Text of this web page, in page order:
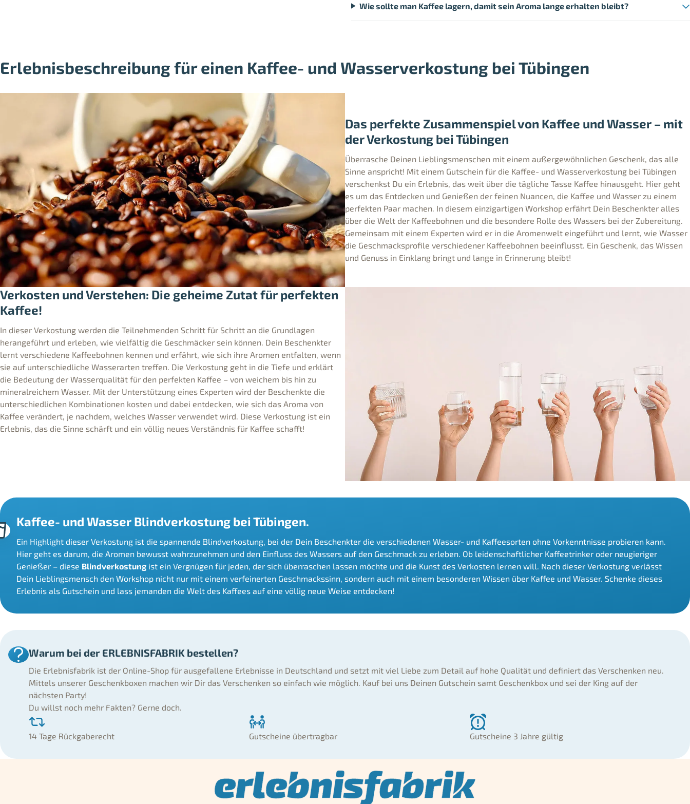
Wie sollte man Kaffee lagern, damit sein Aroma lange erhalten bleibt?
Erlebnisbeschreibung für einen Kaffee- und Wasserverkostung bei Tübingen
Das perfekte Zusammenspiel von Kaffee und Wasser – mit
der Verkostung bei Tübingen
Überrasche Deinen Lieblingsmenschen mit einem außergewöhnlichen Geschenk, das alle
Sinne anspricht! Mit einem Gutschein für die Kaffee- und Wasserverkostung bei Tübingen
verschenkst Du ein Erlebnis, das weit über die tägliche Tasse Kaffee hinausgeht. Hier geht
es um das Entdecken und Genießen der feinen Nuancen, die Kaffee und Wasser zu einem
perfekten Paar machen. In diesem einzigartigen Workshop erfährt Dein Beschenkter alles
über die Welt der Kaffeebohnen und die besondere Rolle des Wassers bei der Zubereitung.
Gemeinsam mit einem Experten wird er in die Aromenwelt eingeführt und lernt, wie Wasser
die Geschmacksprofile verschiedener Kaffeebohnen beeinflusst. Ein Geschenk, das Wissen
und Genuss in Einklang bringt und lange in Erinnerung bleibt!
Verkosten und Verstehen: Die geheime Zutat für perfekten
Kaffee!
In dieser Verkostung werden die Teilnehmenden Schritt für Schritt an die Grundlagen
herangeführt und erleben, wie vielfältig die Geschmäcker sein können. Dein Beschenkter
lernt verschiedene Kaffeebohnen kennen und erfährt, wie sich ihre Aromen entfalten, wenn
sie auf unterschiedliche Wasserarten treffen. Die Verkostung geht in die Tiefe und erklärt
die Bedeutung der Wasserqualität für den perfekten Kaffee – von weichem bis hin zu
mineralreichem Wasser. Mit der Unterstützung eines Experten wird der Beschenkte die
unterschiedlichen Kombinationen kosten und dabei entdecken, wie sich das Aroma von
Kaffee verändert, je nachdem, welches Wasser verwendet wird. Diese Verkostung ist ein
Erlebnis, das die Sinne schärft und ein völlig neues Verständnis für Kaffee schafft!
Kaffee- und Wasser Blindverkostung bei Tübingen.
Ein Highlight dieser Verkostung ist die spannende Blindverkostung, bei der Dein Beschenkter die verschiedenen Wasser- und Kaffeesorten ohne Vorkenntnisse probieren kann.
Hier geht es darum, die Aromen bewusst wahrzunehmen und den Einfluss des Wassers auf den Geschmack zu erleben. Ob leidenschaftlicher Kaffeetrinker oder neugieriger
Genießer – diese Blindverkostung ist ein Vergnügen für jeden, der sich überraschen lassen möchte und die Kunst des Verkosten lernen will. Nach dieser Verkostung verlässt
Dein Lieblingsmensch den Workshop nicht nur mit einem verfeinerten Geschmackssinn, sondern auch mit einem besonderen Wissen über Kaffee und Wasser. Schenke dieses
Erlebnis als Gutschein und lass jemanden die Welt des Kaffees auf eine völlig neue Weise entdecken!
Warum bei der ERLEBNISFABRIK bestellen?
Die Erlebnisfabrik ist der Online-Shop für ausgefallene Erlebnisse in Deutschland und setzt mit viel Liebe zum Detail auf hohe Qualität und definiert das Verschenken neu.
Mittels unserer Geschenkboxen machen wir Dir das Verschenken so einfach wie möglich. Kauf bei uns Deinen Gutschein samt Geschenkbox und sei der King auf der
nächsten Party!
Du willst noch mehr Fakten? Gerne doch.
14 Tage Rückgaberecht Gutscheine übertragbar Gutscheine 3 Jahre gültig